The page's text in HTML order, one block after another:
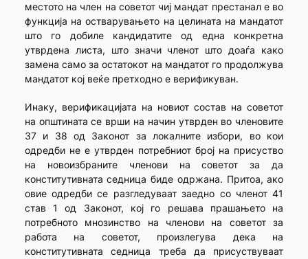
местото на член на советот чиј мандат престанал е во
функција на остварувањето на целината на мандатот
што го добиле кандидатите од една конкретна
утврдена листа, што значи членот што доаѓа како
замена само за остатокот на мандатот го продолжува
мандатот кој веќе претходно е верификуван.
Инаку, верификацијата на новиот состав на советот
на општината се врши на начин утврден во членовите
37 и 38 од Законот за локалните избори, во кои
одредби не е утврден потребниот број на присуство
на новоизбраните членови на советот за да
конститутивната седница биде одржана. Притоа, ако
овие одредби се разгледуваат заедно со членот 41
став 1 од Законот, кој го решава прашањето на
потребното мнозинство на членови на советот за
работа на советот, произлегува дека на
конститутивната седница треба да присуствуваат